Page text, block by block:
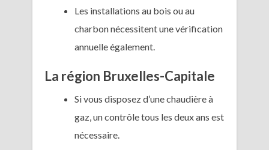
Les installations au bois ou au
charbon nécessitent une vérification
annuelle également.
La région Bruxelles-Capitale
Si vous disposez d’une chaudière à
gaz, un contrôle tous les deux ans est
nécessaire.